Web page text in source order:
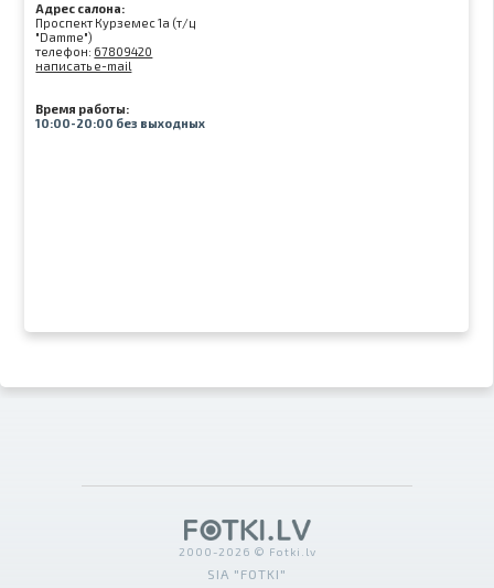
Адрес салона:
Проспект Курземес 1а (т/ц
"Damme")
телефон: 67809420
написать e-mail
Время работы:
10:00-20:00 без выходных
2000-2026 © Fotki.lv
SIA "FOTKI"